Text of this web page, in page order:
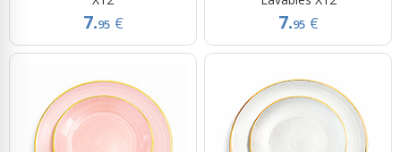
7.95 € 7.95 €